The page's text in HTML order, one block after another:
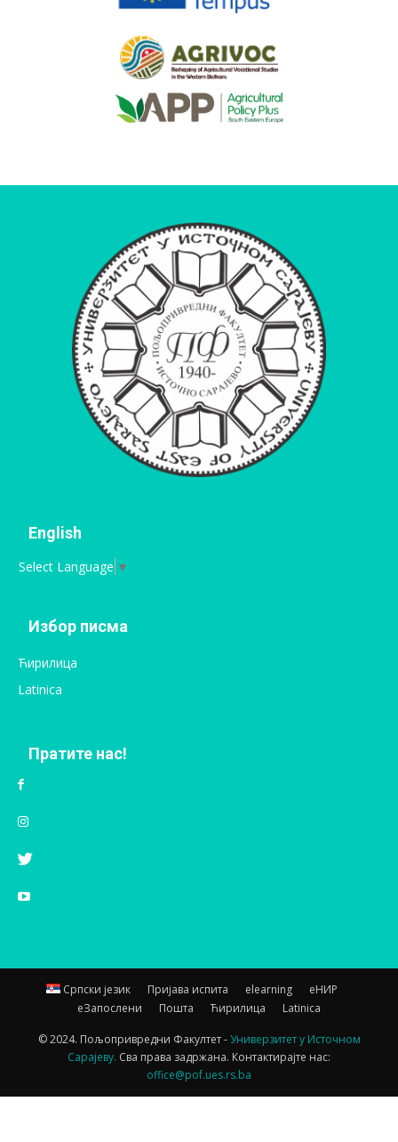
English
Select Language ▼
Избор писма
Ћирилица
Latinica
Пратите нас!
Српски језик Пријава испита elearning
еНИР
еЗапослени
Пошта Ћирилица Latinica
© 2024. Пољопривредни Факултет -Универзитет у Источном
Сарајеву. Сва права задржана. Контактирајте нас:
office@pof.ues.rs.ba